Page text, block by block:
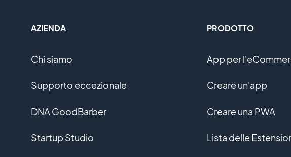
AZIENDA
Chi siamo
Supporto eccezionale
DNA GoodBarber
Startup Studio
PRODOTTO
App per
Creare un'app
Creare una PWA
Lista delle